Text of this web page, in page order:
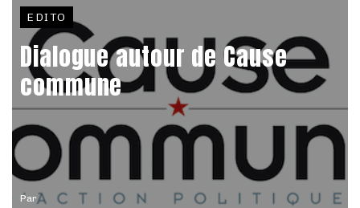
Par
EDITO
Dialogue autour de Cause
commune